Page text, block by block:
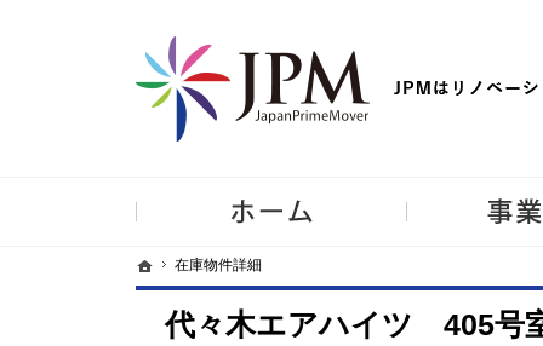
ホーム
在庫物件詳細
代々木エアハイツ 405号
ホーム
在庫物件詳細